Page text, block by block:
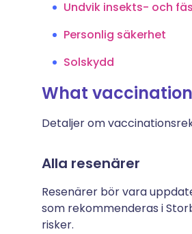
Undvik insekts- och
Personlig säkerhet
Solskydd
What
Detaljer om
Alla resenärer
Resenärer bör vara
som rekommenderas i
risker.